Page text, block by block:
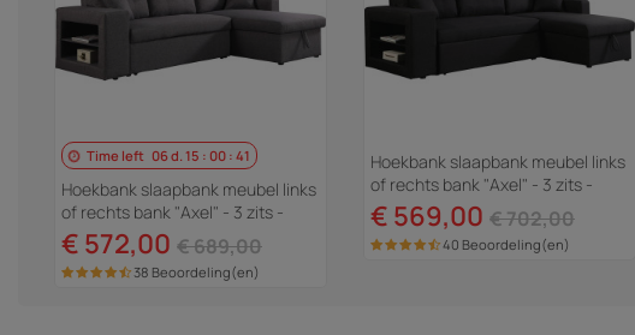
Time left 06d. 15 : 00: 40
Hoekbank slaapbank meubel links
of rechts bank "Axel" - 3 zits -
Grijs
€ 572,00 € 689,00
38 Beoordeling(en)
Hoekbank slaapbank meubel links
of rechts bank "Axel" - 3 zits -
Zwart
€ 569,00 € 702,00
40 Beoordeling(en)